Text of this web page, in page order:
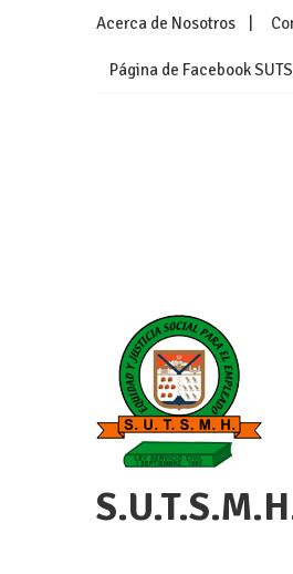
Acerca de Nosotros
Página de Facebook